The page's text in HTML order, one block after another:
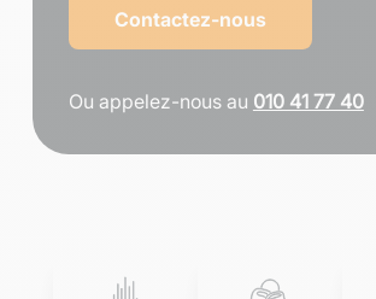
Contactez-nous
Ou appelez-nous au 010 41 77 40